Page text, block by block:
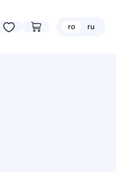
Избранные товары
Перейти в корзину
ro ru